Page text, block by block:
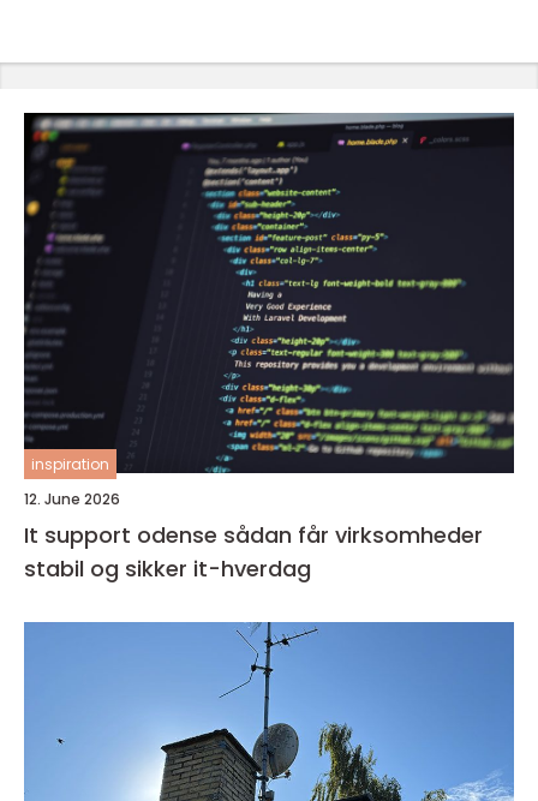
inspiration
12. June 2026
It support odense sådan får virksomheder
stabil og sikker it-hverdag